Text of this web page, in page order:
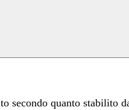
quanto stabilito